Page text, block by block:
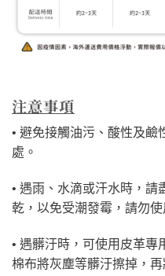
注意事項
• 避免接觸油污、酸性及鹼
處。
• 遇雨、水滴或汗水時，請
乾，以免受潮發霉，請勿
• 遇髒汙時，可使用皮革專
棉布將灰塵等髒汙擦掉，